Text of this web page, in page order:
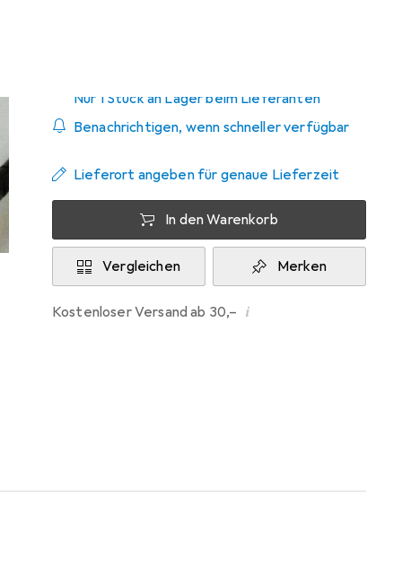
Nur 1 Stück an Lager beim Lieferanten
Benachrichtigen, wenn schneller verfügbar
Lieferort angeben für genaue Lieferzeit
In den Warenkorb
Vergleichen Merken
Kostenloser Versand ab 30,– i